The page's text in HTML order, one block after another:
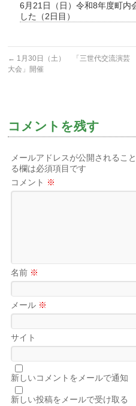
6月21日（日）令和8年度町内
した（2日目）
← 1月30日（土） 「三世代交流演芸
大会」開催
コメントを残す
メールアドレスが公開されるこ
る欄は必須項目です
コメント ※
名前 ※
メール ※
サイト
新しいコメントをメールで通知
新しい投稿をメールで受け取る